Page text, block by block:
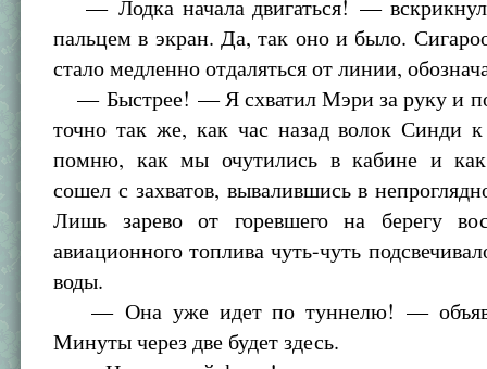
— Лодка начала двигаться! —
пальцем в экран. Да, так оно и было.
стало медленно отдаляться от линии,
— Быстрее! — Я схватил Мэри за руку и
точно так же, как час назад волок Синди
помню, как мы очутились в кабине и
сошел с захватов, вывалившись в
Лишь зарево от горевшего на берегу
авиационного топлива чуть-чуть
воды.
— Она уже идет по туннелю! —
Минуты через две будет здесь.